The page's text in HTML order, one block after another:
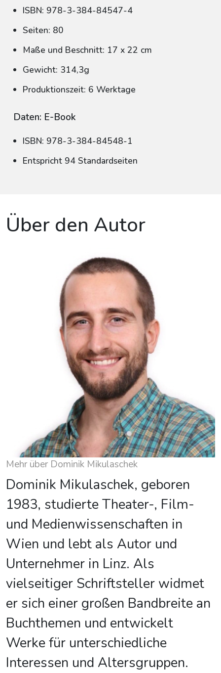
ISBN: 978-3-384-84547-4
Seiten: 80
Maße und Beschnitt: 17 x 22 cm
Gewicht: 314,3g
Produktionszeit: 6 Werktage
Daten: E-Book
ISBN: 978-3-384-84548-1
Entspricht 94 Standardseiten
Über den Autor
Mehr über Dominik Mikulaschek
Dominik Mikulaschek, geboren
1983, studierte Theater-, Film-
und Medienwissenschaften in
Wien und lebt als Autor und
Unternehmer in Linz. Als
vielseitiger Schriftsteller widmet
er sich einer großen Bandbreite an
Buchthemen und entwickelt
Werke für unterschiedliche
Interessen und Altersgruppen.